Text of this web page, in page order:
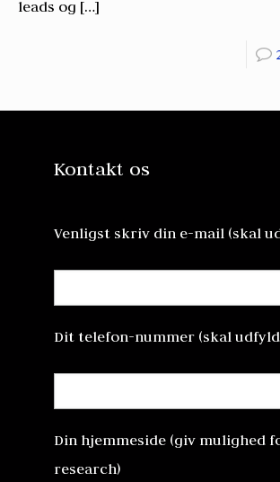
leads og […]
Kontakt os
Venligst skriv din e-mail (skal
Dit telefon-nummer (skal
Din hjemmeside (giv mulighed
research)